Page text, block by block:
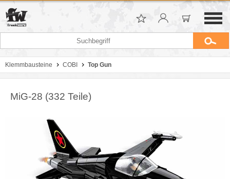
Klemmbausteine COBI Top Gun
MiG-28 (332 Teile)